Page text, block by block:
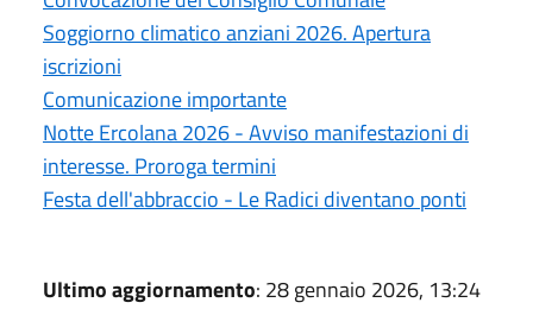
Soggiorno climatico anziani 2026. Apertura
iscrizioni
Comunicazione importante
Notte Ercolana 2026 - Avviso manifestazioni di
interesse. Proroga termini
Festa dell'abbraccio - Le Radici diventano ponti
Ultimo aggiornamento: 28 gennaio 2026, 13:24